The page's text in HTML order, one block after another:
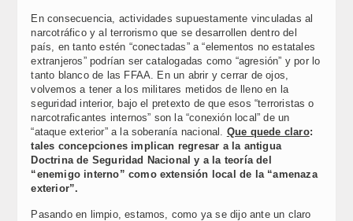
En consecuencia, actividades supuestamente vinculadas al
narcotráfico y al terrorismo que se desarrollen dentro del
país, en tanto estén “conectadas” a “elementos no estatales
extranjeros” podrían ser catalogadas como “agresión” y por lo
tanto blanco de las FFAA. En un abrir y cerrar de ojos,
volvemos a tener a los militares metidos de lleno en la
seguridad interior, bajo el pretexto de que esos “terroristas o
narcotraficantes internos” son la “conexión local” de un
“ataque exterior” a la soberanía nacional. Que quede claro:
tales concepciones implican regresar a la antigua
Doctrina de Seguridad Nacional y a la teoría del
“enemigo interno” como extensión local de la “amenaza
exterior”.
Pasando en limpio, estamos, como ya se dijo ante un claro